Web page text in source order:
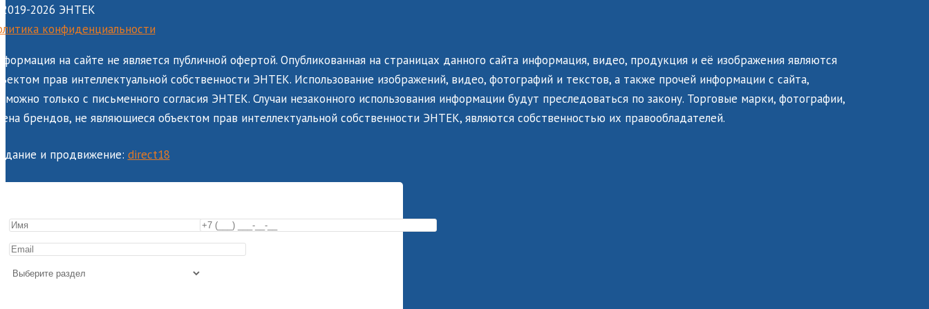
2026 ЭНТЕК
конфиденциальности
на сайте не является публичной офертой. Опубликованная на страницах данного сайта информация, видео, продукция и её изображения являются
прав интеллектуальной собственности ЭНТЕК. Использование изображений, видео, фотографий и текстов, а также прочей информации с сайта,
только с письменного согласия ЭНТЕК. Случаи незаконного использования информации будут преследоваться по закону. Торговые марки, фотографии,
брендов, не являющиеся объектом прав интеллектуальной собственности ЭНТЕК, являются собственностью их правообладателей.
и продвижение: direct18